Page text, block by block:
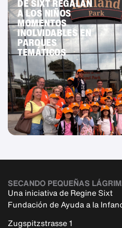
DE SIXT REGALAN
A LOS NIÑOS
MOMENTOS
INOLVIDABLES EN
PARQUES
TEMÁTICOS
SECANDO PEQUEÑAS
Una iniciativa de Regine Sixt
Fundación de Ayuda a la
Zugspitzstrasse 1